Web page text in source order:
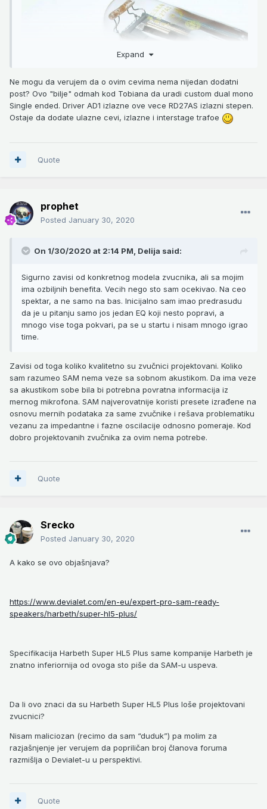
Expand
Ne mogu da verujem da o ovim cevima nema nijedan dodatni
post? Ovo "bilje" odmah kod Tobiana da uradi custom dual mono
Single ended. Driver AD1 izlazne ove vece RD27AS izlazni stepen.
Ostaje da dodate ulazne cevi, izlazne i interstage trafoe
Quote
prophet
Posted January 30, 2020
On 1/30/2020 at 2:14 PM, Delija said:
Sigurno zavisi od konkretnog modela zvucnika, ali sa mojim
ima ozbiljnih benefita. Vecih nego sto sam ocekivao. Na ceo
spektar, a ne samo na bas. Inicijalno sam imao predrasudu
da je u pitanju samo jos jedan EQ koji nesto popravi, a
mnogo vise toga pokvari, pa se u startu i nisam mnogo igrao
time.
Zavisi od toga koliko kvalitetno su zvučnici projektovani. Koliko
sam razumeo SAM nema veze sa sobnom akustikom. Da ima veze
sa akustikom sobe bila bi potrebna povratna informacija iz
mernog mikrofona. SAM najverovatnije koristi presete izrađene na
osnovu mernih podataka za same zvučnike i rešava problematiku
vezanu za impedantne i fazne oscilacije odnosno pomeraje. Kod
dobro projektovanih zvučnika za ovim nema potrebe.
Quote
Srecko
Posted January 30, 2020
A kako se ovo objašnjava?
https://www.devialet.com/en-eu/expert-pro-sam-ready-
speakers/harbeth/super-hl5-plus/
Specifikacija Harbeth Super HL5 Plus same kompanije Harbeth je
znatno inferiornija od ovoga sto piše da SAM-u uspeva.
Da li ovo znaci da su Harbeth Super HL5 Plus loše projektovani
zvucnici?
Nisam maliciozan (recimo da sam “duduk”) pa molim za
razjašnjenje jer verujem da popriličan broj članova foruma
razmišlja o Devialet-u u perspektivi.
Quote